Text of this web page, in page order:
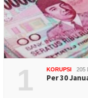
1 KORUPSI 205
Per 30